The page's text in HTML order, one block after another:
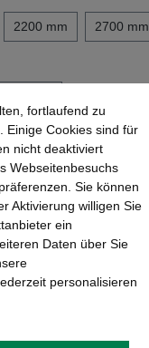
2200 mm 2700 mm
B 69-GFS
fortlaufend zu
Einige Cookies sind für
nicht deaktiviert
Webseitenbesuchs
Sie können
Aktivierung willigen Sie
ein
Daten über Sie
personalisieren